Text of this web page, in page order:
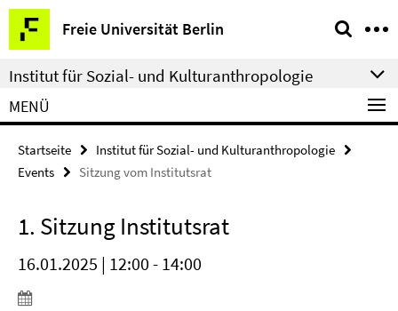
Springe
direkt
zu
Inhalt
Freie Universität Berlin
Service-
Navigation
Institut für Sozial- und Kulturanthropologie
MENÜ
Startseite
Institut für Sozial- und Kulturanthropologie
Events
Sitzung vom Institutsrat
1. Sitzung Institutsrat
16.01.2025 | 12:00 - 14:00